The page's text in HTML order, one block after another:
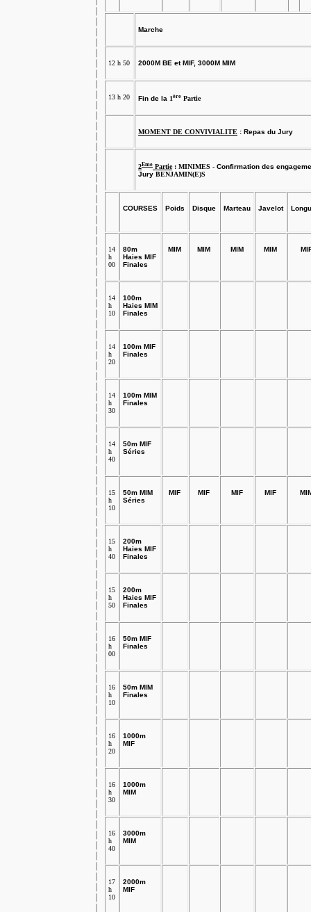
Marche
12 h 50 2000M BE et MIF, 3000M MIM
13 h 20 Fin de la 1ère Partie
MOMENT DE CONVIVIALITE : Repas du Jury
2Eme Partie: MINIMES - Confirmation des
Jury BENJAMIN(E)S
COURSES Poids Disque Marteau Javelot
14
h
00
80m
Haies MIF
Finales
MIM MIM MIM MIM
14
h
10
100m
Haies MIM
Finales
14
h
20
100m MIF
Finales
14
h
30
100m MIM
Finales
14
h
40
50m MIF
Séries
15
h
10
50m MIM
Séries
MIF MIF MIF MIF
15
h
40
200m
Haies MIF
Finales
15
h
50
200m
Haies MIF
Finales
16
h
00
50m MIF
Finales
16
h
10
50m MIM
Finales
16
h
20
1000m
MIF
16
h
30
1000m
MIM
16
h
40
3000m
MIM
17
h
10
2000m
MIF